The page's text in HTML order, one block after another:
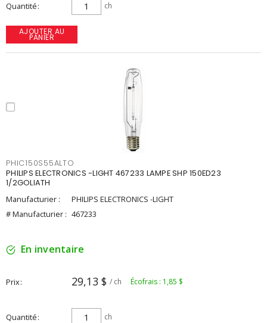
Quantité ch
AJOUTER AU
PANIER
PHIC150S55ALTO
PHILIPS ELECTRONICS -LIGHT 467233 LAMPE SHP 150ED23
1/2GOLIATH
Manufacturier :
PHILIPS ELECTRONICS -LIGHT
# Manufacturier : 467233
En inventaire
Prix 29,13 $ / ch Écofrais : 1,85 $
Quantité ch